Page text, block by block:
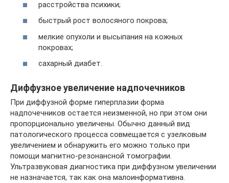
расстройства психики;
быстрый рост волосяного покрова;
мелкие опухоли и высыпания на кожных
покровах;
сахарный диабет.
Диффузное увеличение надпочечников
При диффузной форме гиперплазии форма
надпочечников остается неизменной, но при этом они
пропорционально увеличены. Обычно данный вид
патологического процесса совмещается с узелковым
увеличением и обнаружить его можно только при
помощи магнитно-резонансной томографии.
Ультразвуковая диагностика при диффузном увеличении
не назначается, так как она малоинформативна.